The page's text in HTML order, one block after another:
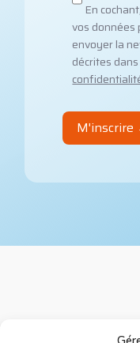
En
vos données
envoyer la
décrites